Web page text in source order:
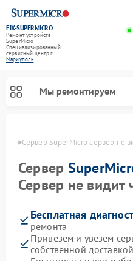
FIX-SUPERMICRO
Ремонт устройств
SuperMicro
Специализированный
cервисный центр г.
Мариуполь
Мы ремонтируем
Сервер SuperMicro сервер не
Сервер
Сервер не видит
Бесплатная
ремонта
Привезем и увезем
собственной доставкой